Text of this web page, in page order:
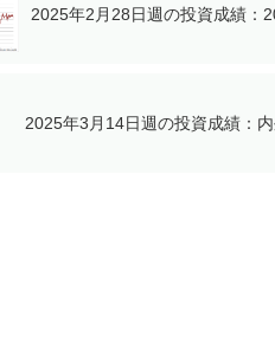
2025年2月28日週の投資成績：
2025年3月14日週の投資成績：